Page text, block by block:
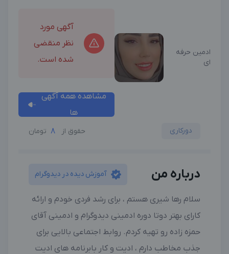
ادمین حرفه
ای
آگهی مورد
نظر منقضی
شده است.
مشاهده همه آگهی
ها
دورکاری حقوق از 8 تومان
درباره من آموزش دیده در دیدوگرام
سلام رها شیری هستم ، برای رشد فردی خودم و ارائه
کارای بهتر دوتا دوره ادمینی دیدوگرام و ادمینی آقای
حمزه زاده رو تهیه کردم. روابط اجتماعی بالایی برای
جذب مخاطب دارم ، ادیت و کار بابرنامه های ادیت